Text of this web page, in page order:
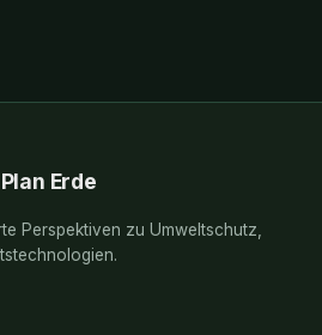
Erde
Perspektiven zu Umweltschutz,